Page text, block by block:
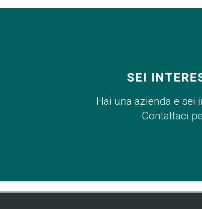
SEI
Hai una azienda e sei
Contattaci